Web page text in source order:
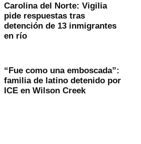
Carolina del Norte: Vigilia
pide respuestas tras
detención de 13 inmigrantes
en río
“Fue como una emboscada”:
familia de latino detenido por
ICE en Wilson Creek